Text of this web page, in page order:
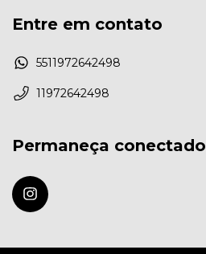
Entre em contato
5511972642498
11972642498
Permaneça conectado